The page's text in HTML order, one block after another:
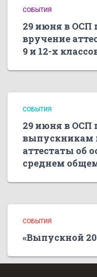
СОБЫТИЯ
29 июня в ОСП
вручение
9 и 12-х
СОБЫТИЯ
29 июня в ОСП
выпускникам
аттестаты об
среднем
СОБЫТИЯ
«Выпускной